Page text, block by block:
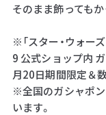
そのまま飾っても
※「スター・ウォー
9 公式ショップ内
月20日期間限定＆
※全国のガシャポ
います。